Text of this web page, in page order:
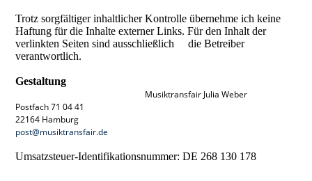
Trotz sorgfältiger inhaltlicher Kontrolle übernehme ich keine
Haftung für die Inhalte externer Links. Für den Inhalt der
verlinkten Seiten sind ausschließlich die Betreiber
verantwortlich.
Gestaltung
Musiktransfair Julia Weber
Postfach 71 04 41
22164 Hamburg
post@musiktransfair.de
Umsatzsteuer-Identifikationsnummer: DE 268 130 178